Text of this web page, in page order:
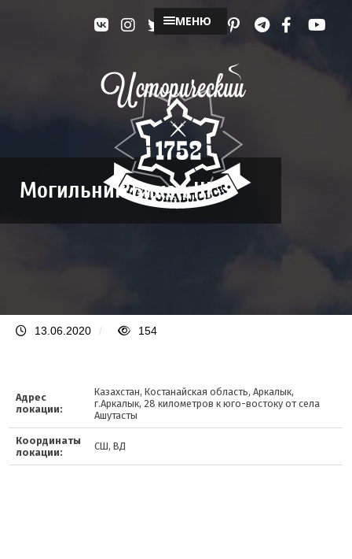
МЕНЮ
Могильник Бикен III
13.06.2020 / 154
Адрес
локации:
Казахстан, Костанайская область, Аркалык,
г.Аркалык, 28 километров к юго-востоку от села
Ашутасты
Координаты
локации:
СШ, ВД